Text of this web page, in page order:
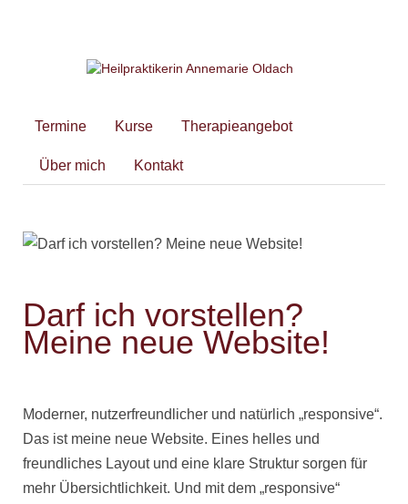
Termine Kurse Therapieangebot
Über mich Kontakt
Darf ich vorstellen?
Meine neue Website!
Moderner, nutzerfreundlicher und natürlich „responsive“.
Das ist meine neue Website. Eines helles und
freundliches Layout und eine klare Struktur sorgen für
mehr Übersichtlichkeit. Und mit dem „responsive“